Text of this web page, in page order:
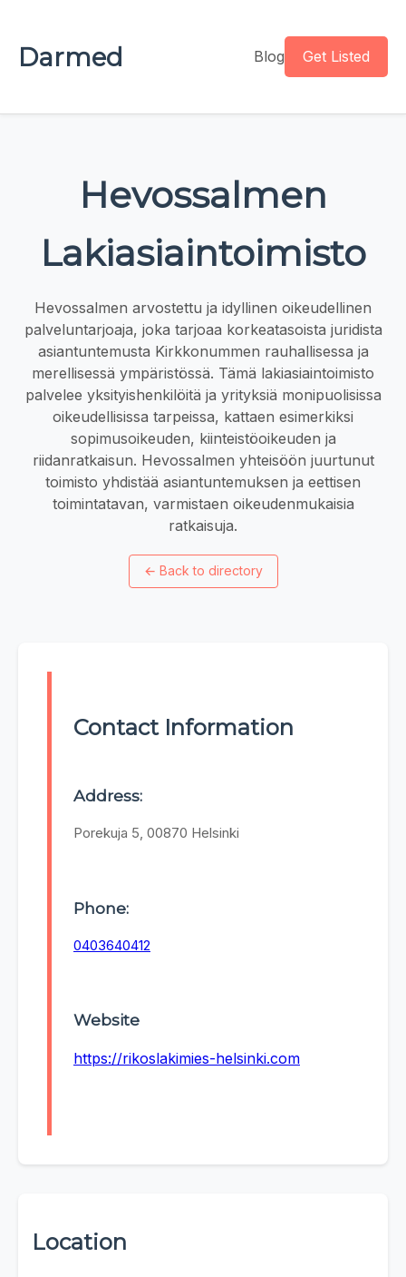
Darmed Blog Get Listed
Hevossalmen
Lakiasiaintoimisto
Hevossalmen arvostettu ja idyllinen oikeudellinen
palveluntarjoaja, joka tarjoaa korkeatasoista juridista
asiantuntemusta Kirkkonummen rauhallisessa ja
merellisessä ympäristössä. Tämä lakiasiaintoimisto
palvelee yksityishenkilöitä ja yrityksiä monipuolisissa
oikeudellisissa tarpeissa, kattaen esimerkiksi
sopimusoikeuden, kiinteistöoikeuden ja
riidanratkaisun. Hevossalmen yhteisöön juurtunut
toimisto yhdistää asiantuntemuksen ja eettisen
toimintatavan, varmistaen oikeudenmukaisia
ratkaisuja.
← Back to directory
Contact Information
Address:
Porekuja 5, 00870 Helsinki
Phone:
0403640412
Website
https://rikoslakimies-helsinki.com
Location